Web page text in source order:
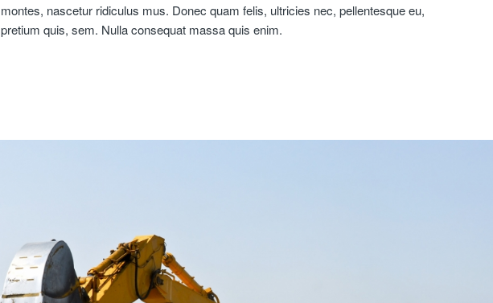
montes, nascetur ridiculus mus. Donec quam felis, ultricies nec, pellentesque eu,
pretium quis, sem. Nulla consequat massa quis enim.